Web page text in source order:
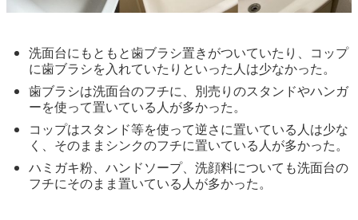
洗面台にもともと歯ブラシ置きがついていたり、コップ
に歯ブラシを入れていたりといった人は少なかった。
歯ブラシは洗面台のフチに、別売りのスタンドやハンガ
ーを使って置いている人が多かった。
コップはスタンド等を使って逆さに置いている人は少な
く、そのままシンクのフチに置いている人が多かった。
ハミガキ粉、ハンドソープ、洗顔料についても洗面台の
フチにそのまま置いている人が多かった。